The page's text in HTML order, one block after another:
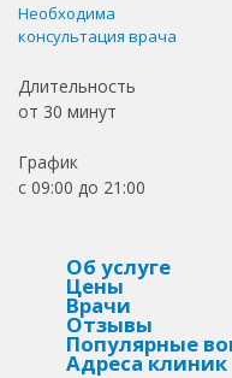
Необходима
консультация врача
Длительность
от 30 минут
График
с 09:00 до 21:00
Об услуге
Цены
Врачи
Отзывы
Популярные
Адреса клиник